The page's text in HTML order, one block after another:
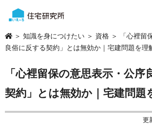
＞ 知識を身につけたい ＞ 資格 ＞ 「心裡留
良俗に反する契約」とは無効か｜宅建問題を理
「心裡留保の意思表示・公序
契約」とは無効か｜宅建問題
更